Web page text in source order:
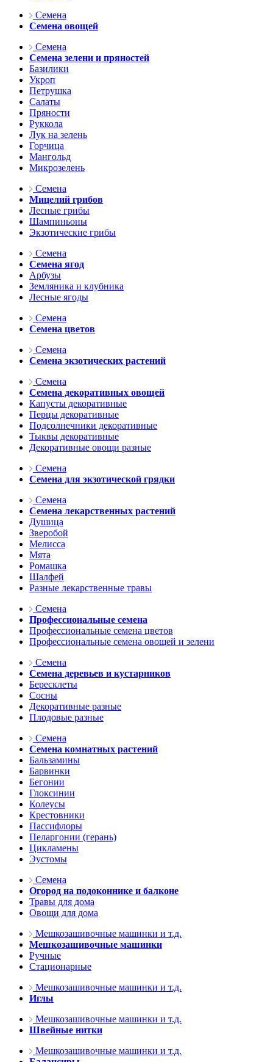
Семена
Семена овощей
Семена
Семена зелени и пряностей
Базилики
Укроп
Петрушка
Салаты
Пряности
Руккола
Лук на зелень
Горчица
Мангольд
Микрозелень
Семена
Мицелий грибов
Лесные грибы
Шампиньоны
Экзотические грибы
Семена
Семена ягод
Арбузы
Земляника и клубника
Лесные ягоды
Семена
Семена цветов
Семена
Семена экзотических растений
Семена
Семена декоративных овощей
Капусты декоративные
Перцы декоративные
Подсолнечники декоративные
Тыквы декоративные
Декоративные овощи разные
Семена
Семена для экзотической грядки
Семена
Семена лекарственных растений
Душица
Зверобой
Мелисса
Мята
Ромашка
Шалфей
Разные лекарственные травы
Семена
Профессиональные семена
Профессиональные семена цветов
Профессиональные семена овощей и зелени
Семена
Семена деревьев и кустарников
Бересклеты
Сосны
Декоративные разные
Плодовые разные
Семена
Семена комнатных растений
Бальзамины
Барвинки
Бегонии
Глоксинии
Колеусы
Крестовники
Пассифлоры
Пеларгонии (герань)
Цикламены
Эустомы
Семена
Огород на подоконнике и балконе
Травы для дома
Овощи для дома
Мешкозашивочные машинки и т.д.
Мешкозашивочные машинки
Ручные
Стационарные
Мешкозашивочные машинки и т.д.
Иглы
Мешкозашивочные машинки и т.д.
Швейные нитки
Мешкозашивочные машинки и т.д.